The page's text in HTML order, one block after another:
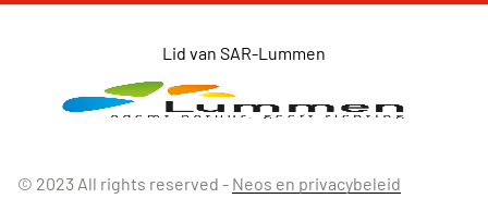
Lid van SAR-Lummen
© 2023 All rights reserved - Neos en privacybeleid